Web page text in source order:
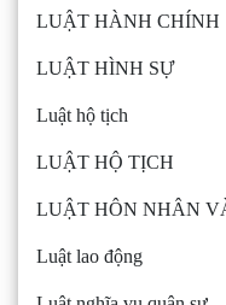
LUẬT HÀNH CHÍNH
LUẬT HÌNH SỰ
Luật hộ tịch
LUẬT HỘ TỊCH
LUẬT HÔN NHÂN
Luật lao động